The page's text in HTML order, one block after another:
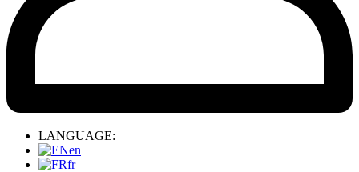
LANGUAGE:
en
fr